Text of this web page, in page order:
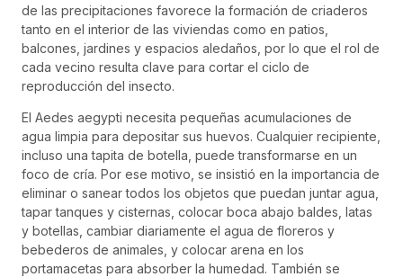
de las precipitaciones favorece la formación de criaderos
tanto en el interior de las viviendas como en patios,
balcones, jardines y espacios aledaños, por lo que el rol de
cada vecino resulta clave para cortar el ciclo de
reproducción del insecto.
El Aedes aegypti necesita pequeñas acumulaciones de
agua limpia para depositar sus huevos. Cualquier recipiente,
incluso una tapita de botella, puede transformarse en un
foco de cría. Por ese motivo, se insistió en la importancia de
eliminar o sanear todos los objetos que puedan juntar agua,
tapar tanques y cisternas, colocar boca abajo baldes, latas
y botellas, cambiar diariamente el agua de floreros y
bebederos de animales, y colocar arena en los
portamacetas para absorber la humedad. También se